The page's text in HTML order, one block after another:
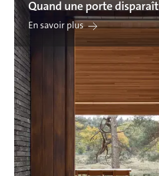
Quand une porte disparaît
En savoir plus